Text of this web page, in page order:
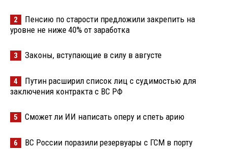
2
Пенсию по старости предложили закрепить на
уровне не ниже 40% от заработка
3 Законы, вступающие в силу в августе
4
Путин расширил список лиц с судимостью для
заключения контракта с ВС РФ
5 Сможет ли ИИ написать оперу и спеть арию
6
ВС России поразили резервуары с ГСМ в порту